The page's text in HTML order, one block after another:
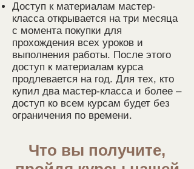
Доступ к материалам мастер-
класса открывается на три месяца
с момента покупки для
прохождения всех уроков и
выполнения работы. После этого
доступ к материалам курса
продлевается на год. Для тех, кто
купил два мастер-класса и более –
доступ ко всем курсам будет без
ограничения по времени.
Что вы получите,